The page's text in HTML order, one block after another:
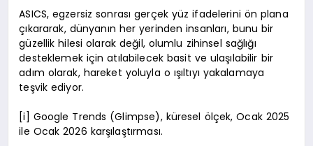
ASICS, egzersiz sonrası gerçek yüz ifadelerini ön plana
çıkararak, dünyanın her yerinden insanları, bunu bir
güzellik hilesi olarak değil, olumlu zihinsel sağlığı
desteklemek için atılabilecek basit ve ulaşılabilir bir
adım olarak, hareket yoluyla o ışıltıyı yakalamaya
teşvik ediyor.
[i] Google Trends (Glimpse), küresel ölçek, Ocak 2025
ile Ocak 2026 karşılaştırması.